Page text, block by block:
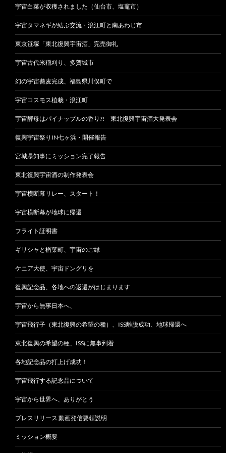
宇宙白菜が収穫されました（仙台市、塩竈市）
宇宙タマネギが結ぶ交流・浪江町と南あわじ市
東京笹塚「東北復興宇宙酒」完売御礼
宇宙古代米稲刈り、多賀城市
幻の宇宙蕎麦完成、福島県川俣町で
宇宙コスモス植栽・浪江町
宇宙酵母はパイナップルの香り?! 東北復興宇宙酒大発表会
復興宇宙祭りIN七ヶ浜・開催報告
宮城県知事にミッション完了報告
東北復興宇宙酒の制作発表会
宇宙横断幕リレー、スタート！
宇宙横断幕が地球に帰還
フライト証明書
ギリシャと楢葉町、宇宙のご縁
ケニア大使、宇宙ドングリを
復興記念品、各地への返還がはじまります
宇宙から無事日本へ、
宇宙飛行子（東北復興の希望の種）、ISS離脱成功、地球帰還へ
東北復興の希望の種、ISSに無事到着
各地記念品の打上げ成功！
宇宙飛行する記念品について
宇宙から世界へ、ありがとう
プレスリリース 動画発信要領説明
ミッション概要